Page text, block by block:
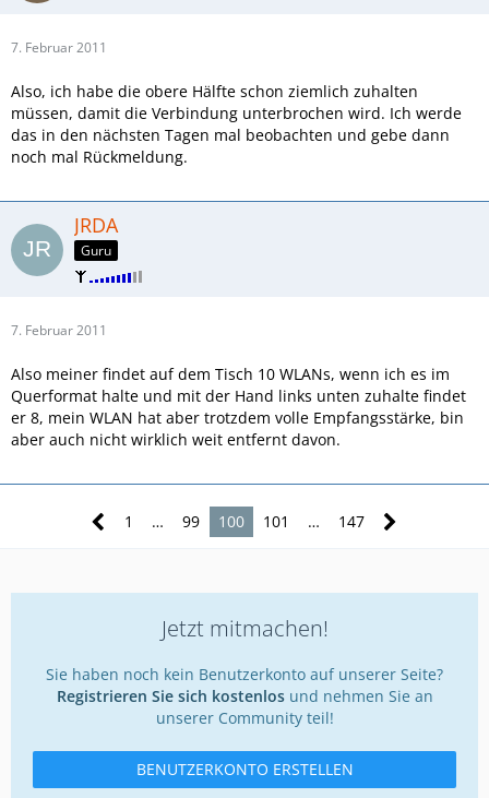
7. Februar 2011
Also, ich habe die obere Hälfte schon ziemlich zuhalten
müssen, damit die Verbindung unterbrochen wird. Ich werde
das in den nächsten Tagen mal beobachten und gebe dann
noch mal Rückmeldung.
JRDA
Guru
7. Februar 2011
Also meiner findet auf dem Tisch 10 WLANs, wenn ich es im
Querformat halte und mit der Hand links unten zuhalte findet
er 8, mein WLAN hat aber trotzdem volle Empfangsstärke, bin
aber auch nicht wirklich weit entfernt davon.
1 … 99 100 101 … 147
Jetzt mitmachen!
Sie haben noch kein Benutzerkonto auf unserer Seite?
Registrieren Sie sich kostenlosund nehmen Sie an
unserer Community teil!
BENUTZERKONTO ERSTELLEN